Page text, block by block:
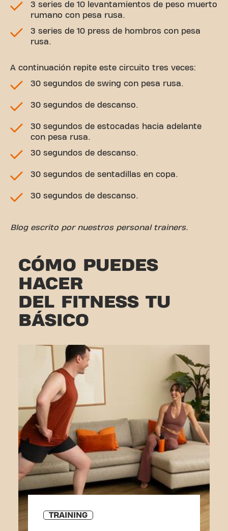
3 series de 10 levantamientos de peso muerto
rumano con pesa rusa.
3 series de 10 press de hombros con pesa
rusa.
A continuación repite este circuito tres veces:
30 segundos de swing con pesa rusa.
30 segundos de descanso.
30 segundos de estocadas hacia adelante
con pesa rusa.
30 segundos de descanso.
30 segundos de sentadillas en copa.
30 segundos de descanso.
Blog escrito por nuestros personal trainers.
CÓMO PUEDES
HACER
DEL FITNESS TU
BÁSICO
TRAINING